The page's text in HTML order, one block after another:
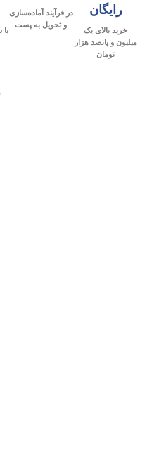
رایگان
خرید بالای یک
میلیون و پانصد هزار
تومان
در فرآیند آماده‌سازی
و تحویل به پست